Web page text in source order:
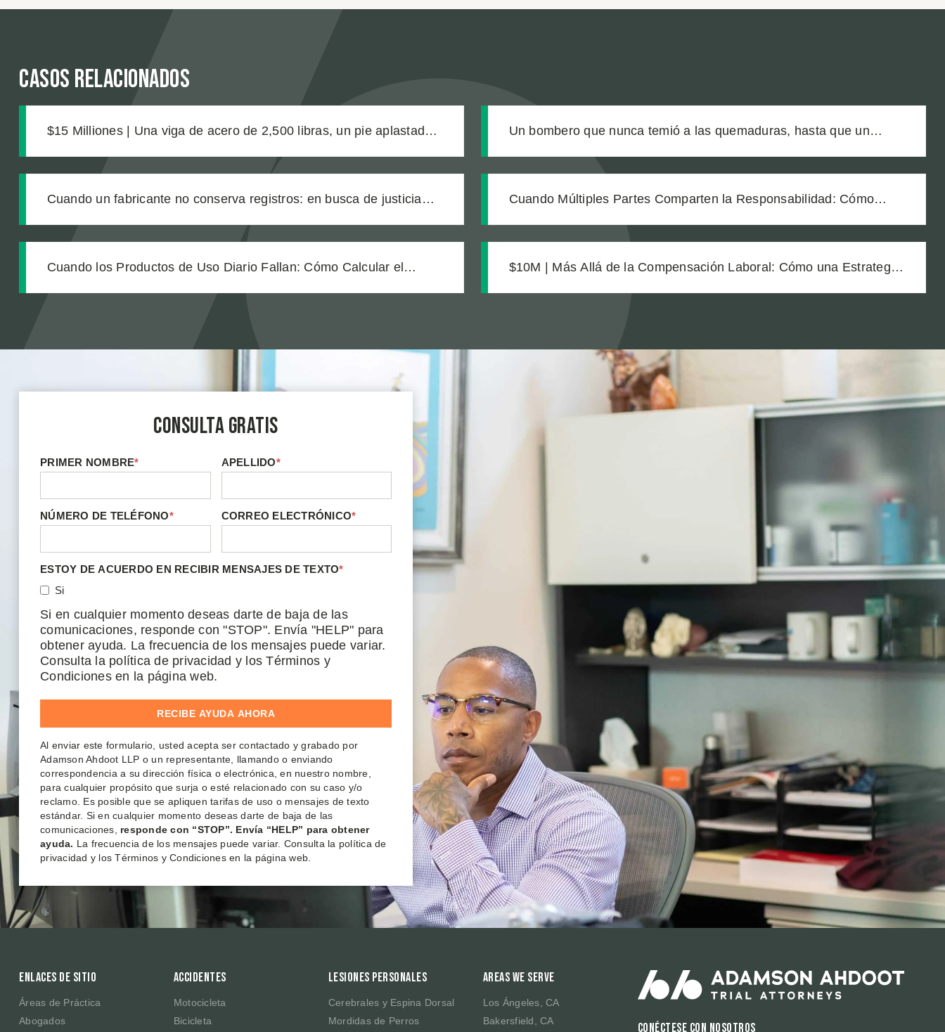
Casos relacionados
$15 Milliones | Una viga de acero de 2,500 libras, un pie aplastado y
Un bombero que nunca temió a las quemaduras, hasta que un
Cuando un fabricante no conserva registros: en busca de justicia
Cuando Múltiples Partes Comparten la Responsabilidad: Cómo
Cuando los Productos de Uso Diario Fallan: Cómo Calcular el
$10M | Más Allá de la Compensación Laboral: Cómo una Estrategia
Consulta Gratis
PRIMER NOMBRE* APELLIDO*
NÚMERO DE TELÉFONO* CORREO ELECTRÓNICO*
ESTOY DE ACUERDO EN RECIBIR MENSAJES DE TEXTO*
Si
Si en cualquier momento deseas darte de baja de las
comunicaciones, responde con "STOP". Envía "HELP" para
obtener ayuda. La frecuencia de los mensajes puede variar.
Consulta la política de privacidad y los Términos y
Condiciones en la página web.
Al enviar este formulario, usted acepta ser contactado y grabado por
Adamson Ahdoot LLP o un representante, llamando o enviando
correspondencia a su dirección física o electrónica, en nuestro nombre,
para cualquier propósito que surja o esté relacionado con su caso y/o
reclamo. Es posible que se apliquen tarifas de uso o mensajes de texto
estándar. Si en cualquier momento deseas darte de baja de las
comunicaciones, responde con “STOP”. Envía “HELP” para obtener
ayuda. La frecuencia de los mensajes puede variar. Consulta la política de
privacidad y los Términos y Condiciones en la página web.
Enlaces de sitio
Áreas de Práctica
Abogados
Accidentes
Motocicleta
Bicicleta
Lesiones Personales
Cerebrales y Espina Dorsal
Mordidas de Perros
Areas We Serve
Los Ángeles, CA
Bakersfield, CA
Conéctese con nosotros